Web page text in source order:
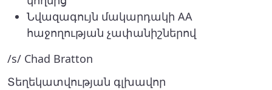
Նվազագույն մակարդակի AA
հաջողության չափանիշներով
/s/ Chad Bratton
Տեղեկատվության գլխավոր